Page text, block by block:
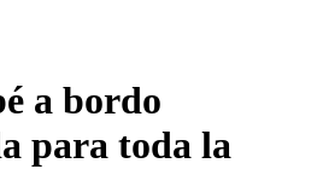
a bordo
para toda la